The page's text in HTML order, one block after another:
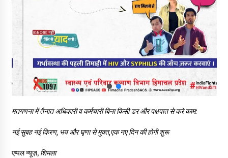
वन विभाग के एक हजार खिलाड़ी रामपुर में दिखाएंगे जौहर, 11 से 13 सितंबर
तक आयोजित होगी 27वीं वार्षिक खेलकूद प्रतियोगिता
30 बैग की सीमा पर भाजपा का हमला, बोली- कांग्रेस सरकार ने सेब उत्पादकों
की तोड़ी कमर- संदीपनी
07/08/2026
शिमला पुलिस में बड़ी अनुशासनात्मक कार्रवाई, 3 पुलिसकर्मी निलंबित
07/08/2026
मतगणना में तैनात अधिकारी व कर्मचारी बिना किसी डर और पक्षपात से करे काम:
नई सुबह नई किरण, भय और घृणा से मुक्त,एक नए दिन की होगी शुरू
एप्पल न्यूज़, शिमला